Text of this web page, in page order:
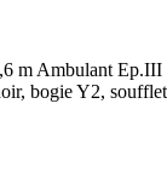
m Ambulant Ep.III
bogie Y2, soufflet